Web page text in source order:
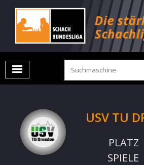
USV TU
PLATZ
SPIELE